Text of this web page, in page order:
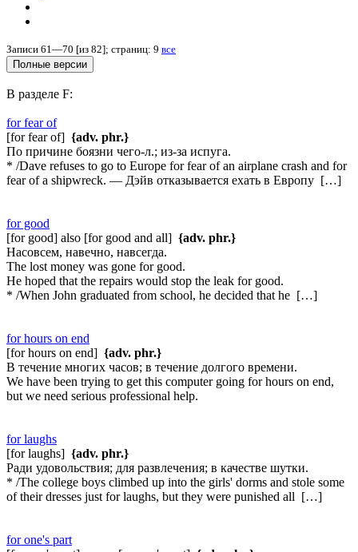
Записи 61—70 [из 82]; страниц: 9 все
В разделе F:
for fear of
[for fear of] {adv. phr.}
По причине боязни чего-л.; из-за испуга.
* /Dave refuses to go to Europe for fear of an airplane crash and for
fear of a shipwreck. — Дэйв отказывается ехать в Европу […]
for good
[for good] also [for good and all] {adv. phr.}
Насовсем, навечно, навсегда.
The lost money was gone for good.
He hoped that the repairs would stop the leak for good.
* /When John graduated from school, he decided that he […]
for hours on end
[for hours on end] {adv. phr.}
В течение многих часов; в течение долгого времени.
We have been trying to get this computer going for hours on end,
but we need serious professional help.
for laughs
[for laughs] {adv. phr.}
Ради удовольствия; для развлечения; в качестве шутки.
* /The college boys climbed up into the girls' dorms and stole some
of their dresses just for laughs, but they were punished all […]
for one's part